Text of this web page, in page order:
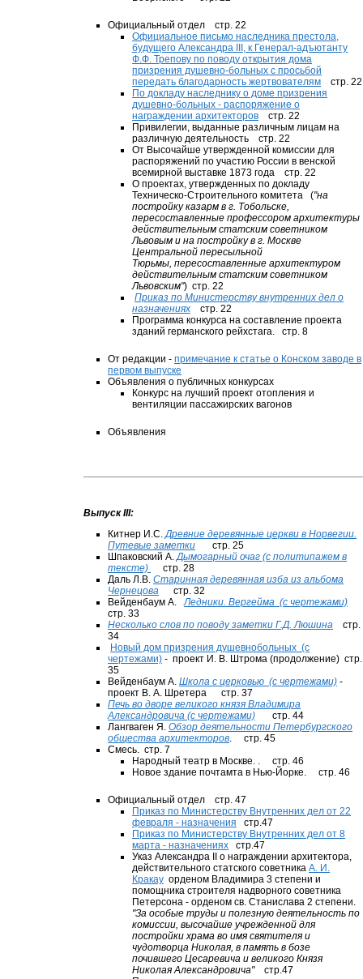
Официальный отдел стр. 22
Официальное письмо наследника престола,
будущего Александра III, к Генерал-адъютанту
Ф.Ф. Трепову по поводу открытия дома
призрения душевно-больных с просьбой
передать благодарность жертвователям стр. 22
По докладу наследнику о доме призрения
душевно-больных - распоряжение о
награждении архитекторов стр. 22
Привилегии, выданные различным лицам на
различную деятельность стр. 22
От Высочайше утвержденной комиссии для
распоряжений по участию России в венской
всемирной выставке 1873 года стр. 22
О проектах, утвержденных по докладу
Техническо-Строительного комитета ("на
постройку казарм в г. Тобольске,
пересоставленные профессором архитектуры
действительным статским советником
Львовым и на постройку в г. Москве
Центральной пересыльной
Тюрьмы, пересоставленные архитектуром
действительным статским советником
Львовским") стр. 22
Приказ по Министерству внутренних дел о
назначениях стр. 22
Программа конкурса на составление проекта
зданий германского рейхстага. стр. 8
От редакции -примечание к статье о Конском заводе в
первом выпуске
Объявления о публичных конкурсах
Конкурс на лучший проект отопления и
вентиляции пассажирских вагонов
Объявления
Выпуск III:
Китнер И.С.Древние деревянные церкви в Норвегии.
Путевые заметки
стр. 25
Шпаковский А.Дымогарный очаг (с политипажем в
тексте)
стр. 28
Даль Л.В.Старинная деревянная изба из альбома
Чернецова
стр. 32
Вейденбаум А.Ледники. Вергейма (с чертежами)
стр. 33
Несколько слов по поводу заметки Г.Д. Люшина
стр.
34
Новый дом призрения душевнобольных (с
чертежами) - проект И. В. Штрома (продолжение) стр.
35
Вейденбаум А.Школа с церковью (с чертежами) -
проект В. А. Шретера
стр. 37
Печь во дворе великого князя Владимира
Александровича (с чертежами)
стр. 44
Лангваген Я.Обзор деятельности Петербургского
общества архитекторов. стр. 45
Смесь. стр. 7
Народный театр в Москве. . стр. 46
Новое здание почтамта в Нью-Йорке. стр. 46
Официальный отдел стр. 47
Приказ по Министерству Внутренних дел от 22
февраля - назначения стр.47
Приказ по Министерству Внутренних дел от 8
марта - назначениях стр.47
Указ Александра II о награждении архитектора,
действительного статского советникаА. И.
Кракау орденом Владимира 3 степени и
помощника строителя надворного советника
Петерсона - орденом св. Станислава 2 степени.
"За особые труды и полезную деятельность по
комиссии, высочайше учрежденной для
постройки храма во имя святителя и
чудотворца Николая, в память в бозе
почившего Цесаревича и великого Князя
Николая Александровича"
стр.47